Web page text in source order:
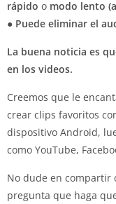
rápido o modo lento
● Puede eliminar el
La buena noticia es
en los videos.
Creemos que le
crear clips favoritos
dispositivo Android,
como YouTube,
No dude en compartir
pregunta que haga